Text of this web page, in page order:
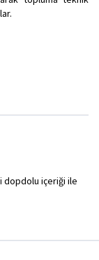
dopdolu içeriği ile